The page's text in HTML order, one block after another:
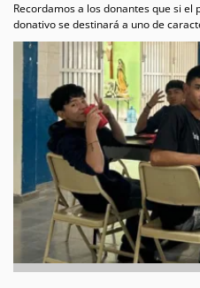
Recordamos a los donantes que si
donativo se destinará a uno de